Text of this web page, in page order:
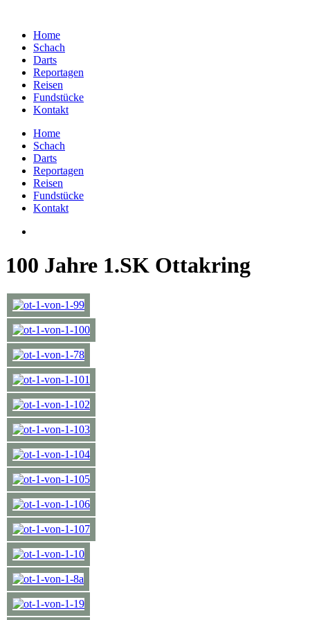
Home
Schach
Darts
Reportagen
Reisen
Fundstücke
Kontakt
Home
Schach
Darts
Reportagen
Reisen
Fundstücke
Kontakt
100 Jahre 1.SK Ottakring